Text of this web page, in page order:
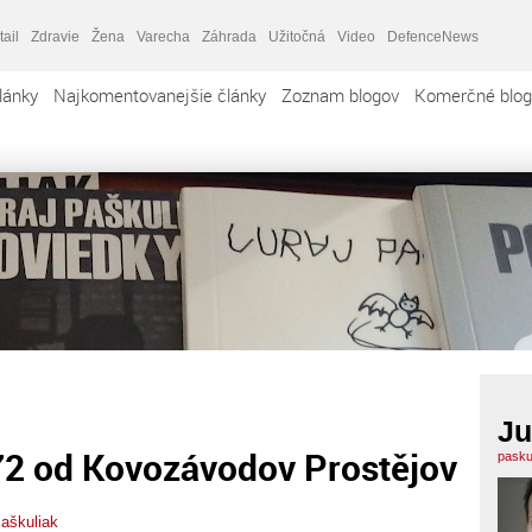
Zdravie Žena Varecha Záhrada Užitočná Video DefenceNews
Najkomentovanejšie články Zoznam blogov Komerčné
od Kovozávodov Prostějov